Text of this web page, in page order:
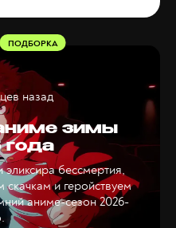
зимы
бессмертия,
и геройствуем
аниме-сезон 2026-
ПОДБОРКА
назад